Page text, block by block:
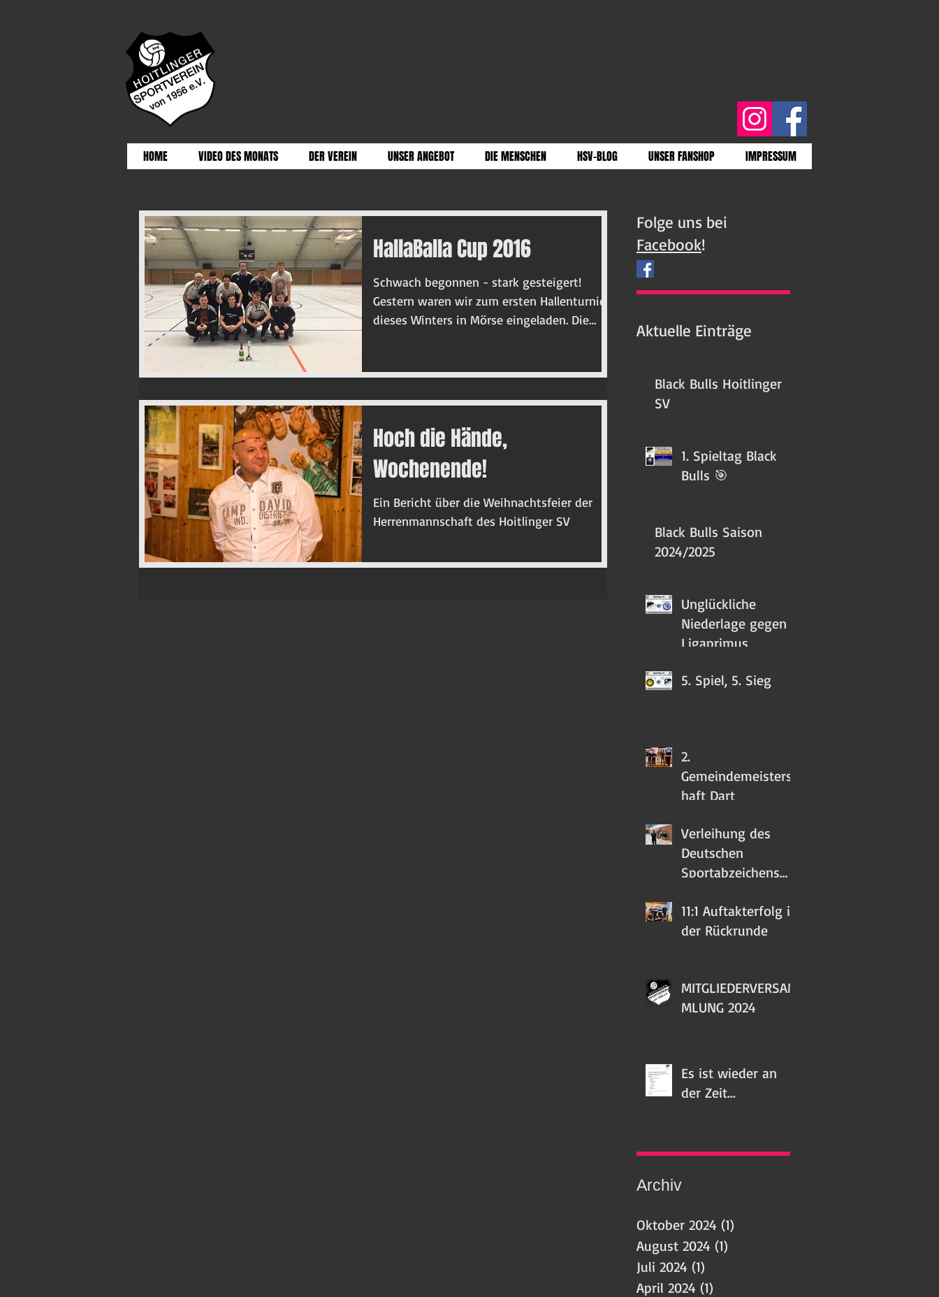
HOME VIDEO DES MONATS DER VEREIN UNSER ANGEBOT DIE MENSCHEN HSV-BLOG UNSER FANSHOP IMPRESSUM
HallaBalla Cup 2016
Schwach begonnen - stark gesteigert!
Gestern waren wir zum ersten Hallenturnier
dieses Winters in Mörse eingeladen. Die
Hoch die Hände,
Wochenende!
Ein Bericht über die Weihnachtsfeier der
Herrenmannschaft des Hoitlinger SV
Folge uns bei
Facebook!
Aktuelle Einträge
Black Bulls Hoitlinger
SV
1. Spieltag Black
Bulls 🎯
Black Bulls Saison
2024/2025
Unglückliche
Niederlage gegen
Ligaprimus
5. Spiel, 5. Sieg
2.
Gemeindemeistersc
haft Dart
Verleihung des
Deutschen
Sportabzeichens
11:1 Auftakterfolg in
der Rückrunde
MITGLIEDERVERSAM
MLUNG 2024
Es ist wieder an
der Zeit...
Archiv
Oktober 2024 (1)
August 2024 (1)
Juli 2024 (1)
April 2024 (1)